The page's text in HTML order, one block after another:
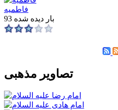
فاطمیه
93 بار دیده شده
تصاویر مذهبی